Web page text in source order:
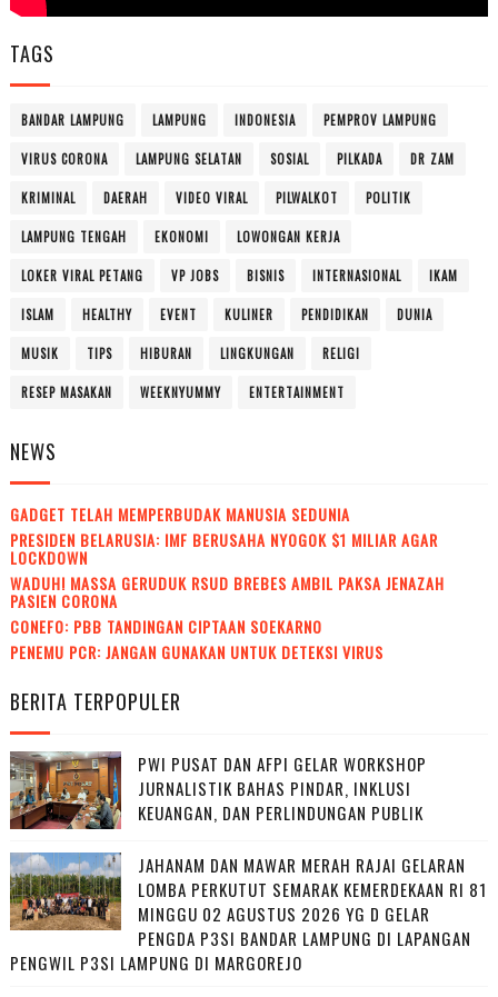
TAGS
BANDAR LAMPUNG LAMPUNG INDONESIA PEMPROV LAMPUNG
VIRUS CORONA LAMPUNG SELATAN SOSIAL PILKADA DR ZAM
KRIMINAL DAERAH VIDEO VIRAL PILWALKOT POLITIK
LAMPUNG TENGAH EKONOMI LOWONGAN KERJA
LOKER VIRAL PETANG VP JOBS BISNIS INTERNASIONAL IKAM
ISLAM HEALTHY EVENT KULINER PENDIDIKAN DUNIA
MUSIK TIPS HIBURAN LINGKUNGAN RELIGI
RESEP MASAKAN WEEKNYUMMY ENTERTAINMENT
NEWS
GADGET TELAH MEMPERBUDAK MANUSIA SEDUNIA
PRESIDEN BELARUSIA: IMF BERUSAHA NYOGOK $1 MILIAR AGAR
LOCKDOWN
WADUH! MASSA GERUDUK RSUD BREBES AMBIL PAKSA JENAZAH
PASIEN CORONA
CONEFO: PBB TANDINGAN CIPTAAN SOEKARNO
PENEMU PCR: JANGAN GUNAKAN UNTUK DETEKSI VIRUS
BERITA TERPOPULER
PWI PUSAT DAN AFPI GELAR WORKSHOP
JURNALISTIK BAHAS PINDAR, INKLUSI
KEUANGAN, DAN PERLINDUNGAN PUBLIK
JAHANAM DAN MAWAR MERAH RAJAI GELARAN
LOMBA PERKUTUT SEMARAK KEMERDEKAAN RI 81
MINGGU 02 AGUSTUS 2026 YG D GELAR
PENGDA P3SI BANDAR LAMPUNG DI LAPANGAN
PENGWIL P3SI LAMPUNG DI MARGOREJO